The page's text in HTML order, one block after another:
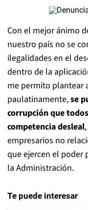
Con el mejor ánimo
nuestro país no se
ilegalidades en el
dentro de la
me permito plantear
paulatinamente,se
corrupción que
competencia desleal
empresarios no
que ejercen el poder
la Administración.
Te puede interesar